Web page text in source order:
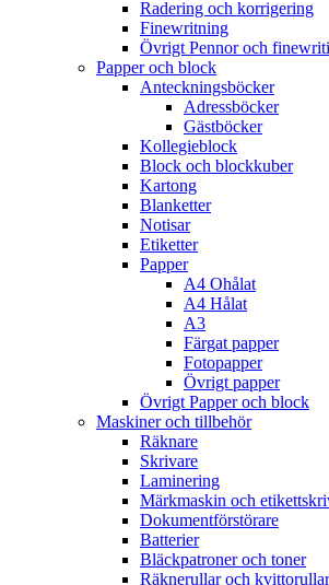
Radering och korrigering
Finewritning
Övrigt Pennor och
Papper och block
Anteckningsböcker
Adressböcker
Gästböcker
Kollegieblock
Block och blockkuber
Kartong
Blanketter
Notisar
Etiketter
Papper
A4 Ohålat
A4 Hålat
A3
Färgat papper
Fotopapper
Övrigt papper
Övrigt Papper och block
Maskiner och tillbehör
Räknare
Skrivare
Laminering
Märkmaskin och
Dokumentförstörare
Batterier
Bläckpatroner och toner
Räknerullar och kvittorullar